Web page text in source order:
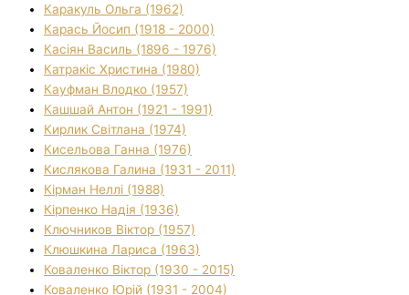
Каракуль Ольга (1962)
Карась Йосип (1918 - 2000)
Касіян Василь (1896 - 1976)
Катракіс Христина (1980)
Кауфман Влодко (1957)
Кашшай Антон (1921 - 1991)
Кирлик Світлана (1974)
Кисельова Ганна (1976)
Кислякова Галина (1931 - 2011)
Кірман Неллі (1988)
Кірпенко Надія (1936)
Ключников Віктор (1957)
Клюшкина Лариса (1963)
Коваленко Віктор (1930 - 2015)
Коваленко Юрій (1931 - 2004)